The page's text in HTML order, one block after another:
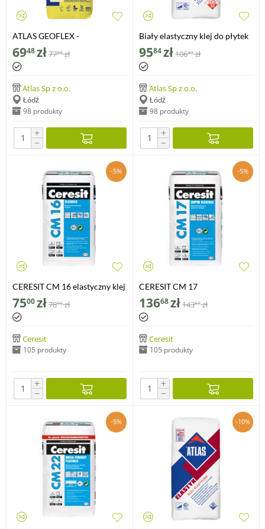
ATLAS GEOFLEX -
wysokoelastyczny klej żelowy
2-15 mm
6948zł7720 zł
Atlas Sp z o.o.
Łódź
98 produkty
+
−
Biały elastyczny klej do płytek
ATLAS PLUS BIAŁY, 25 kg
9584zł10649 zł
Atlas Sp z o.o.
Łódź
98 produkty
+
−
-5%
CERESIT CM 16 elastyczny klej
do płytek, 25 kg
7500zł7895 zł
Ceresit
105 produkty
+
−
-5%
CERESIT CM 17
wysokoelastyczny klej do
płytek, 25 kg
13668zł14387 zł
Ceresit
105 produkty
+
−
-5% -10%